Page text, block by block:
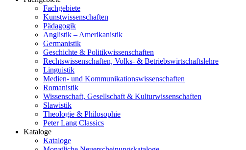
Fachgebiete
Kunstwissenschaften
Pädagogik
Anglistik – Amerikanistik
Germanistik
Geschichte & Politikwissenschaften
Rechtswissenschaften, Volks- & Betriebswirtschaftslehre
Linguistik
Medien- und Kommunikationswissenschaften
Romanistik
Wissenschaft, Gesellschaft & Kulturwissenschaften
Slawistik
Theologie & Philosophie
Peter Lang Classics
Kataloge
Kataloge